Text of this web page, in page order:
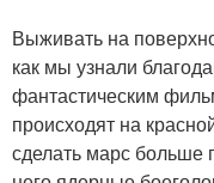
Выживать на
как мы узнали
фантастическим
происходят на
сделать марс больше